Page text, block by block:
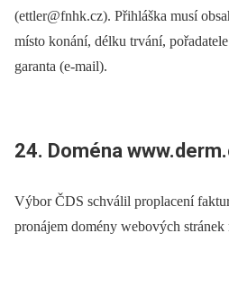
(ettler@fnhk.cz). Přihláška musí
místo konání, délku trvání,
garanta (e-mail).
24. Doména
Výbor ČDS schválil proplacení
pronájem domény webových stránek